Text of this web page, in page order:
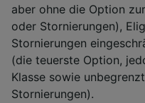
aber ohne die Option
oder Stornierungen),
Stornierungen
(die teuerste Option,
Klasse sowie
Stornierungen).